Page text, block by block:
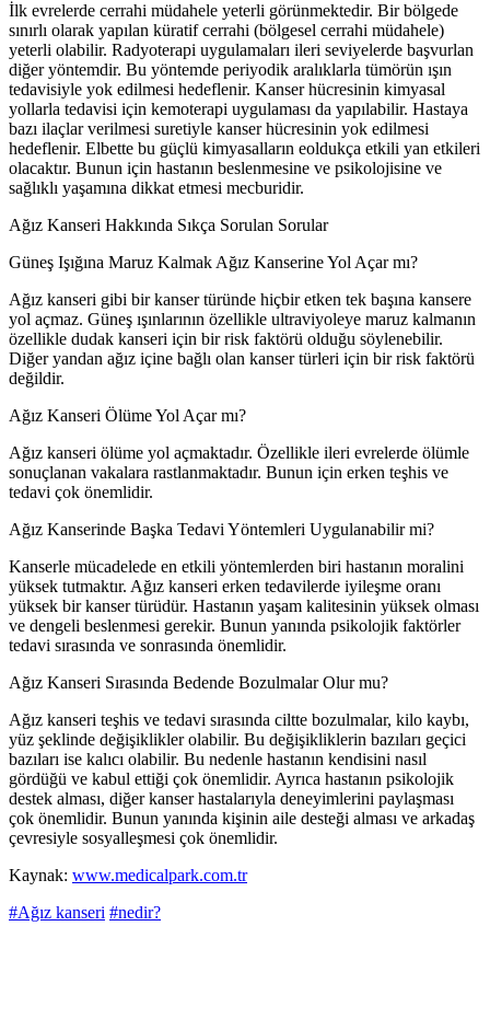
İlk evrelerde cerrahi müdahele yeterli görünmektedir. Bir bölgede
sınırlı olarak yapılan küratif cerrahi (bölgesel cerrahi müdahele)
yeterli olabilir. Radyoterapi uygulamaları ileri seviyelerde başvurlan
diğer yöntemdir. Bu yöntemde periyodik aralıklarla tümörün ışın
tedavisiyle yok edilmesi hedeflenir. Kanser hücresinin kimyasal
yollarla tedavisi için kemoterapi uygulaması da yapılabilir. Hastaya
bazı ilaçlar verilmesi suretiyle kanser hücresinin yok edilmesi
hedeflenir. Elbette bu güçlü kimyasalların eoldukça etkili yan etkileri
olacaktır. Bunun için hastanın beslenmesine ve psikolojisine ve
sağlıklı yaşamına dikkat etmesi mecburidir.
Ağız Kanseri Hakkında Sıkça Sorulan Sorular
Güneş Işığına Maruz Kalmak Ağız Kanserine Yol Açar mı?
Ağız kanseri gibi bir kanser türünde hiçbir etken tek başına kansere
yol açmaz. Güneş ışınlarının özellikle ultraviyoleye maruz kalmanın
özellikle dudak kanseri için bir risk faktörü olduğu söylenebilir.
Diğer yandan ağız içine bağlı olan kanser türleri için bir risk faktörü
değildir.
Ağız Kanseri Ölüme Yol Açar mı?
Ağız kanseri ölüme yol açmaktadır. Özellikle ileri evrelerde ölümle
sonuçlanan vakalara rastlanmaktadır. Bunun için erken teşhis ve
tedavi çok önemlidir.
Ağız Kanserinde Başka Tedavi Yöntemleri Uygulanabilir mi?
Kanserle mücadelede en etkili yöntemlerden biri hastanın moralini
yüksek tutmaktır. Ağız kanseri erken tedavilerde iyileşme oranı
yüksek bir kanser türüdür. Hastanın yaşam kalitesinin yüksek olması
ve dengeli beslenmesi gerekir. Bunun yanında psikolojik faktörler
tedavi sırasında ve sonrasında önemlidir.
Ağız Kanseri Sırasında Bedende Bozulmalar Olur mu?
Ağız kanseri teşhis ve tedavi sırasında ciltte bozulmalar, kilo kaybı,
yüz şeklinde değişiklikler olabilir. Bu değişikliklerin bazıları geçici
bazıları ise kalıcı olabilir. Bu nedenle hastanın kendisini nasıl
gördüğü ve kabul ettiği çok önemlidir. Ayrıca hastanın psikolojik
destek alması, diğer kanser hastalarıyla deneyimlerini paylaşması
çok önemlidir. Bunun yanında kişinin aile desteği alması ve arkadaş
çevresiyle sosyalleşmesi çok önemlidir.
Kaynak: www.medicalpark.com.tr
#Ağız kanseri #nedir?